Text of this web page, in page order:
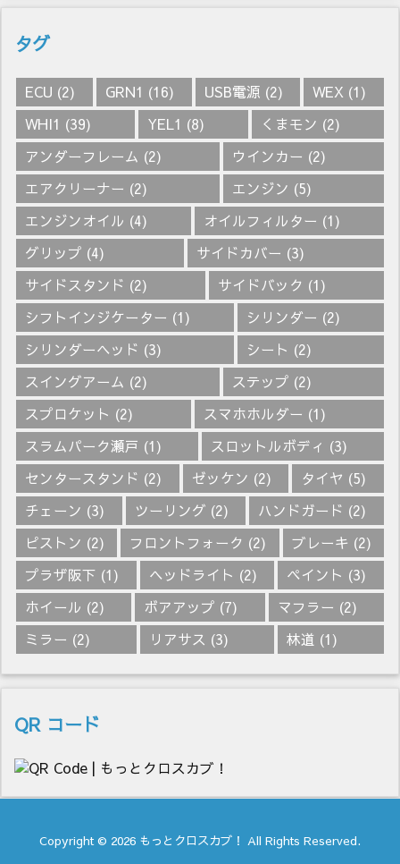
タグ
ECU (2) GRN1 (16) USB電源 (2) WEX (1)
WHI1 (39) YEL1 (8) くまモン (2)
アンダーフレーム (2) ウインカー (2)
エアクリーナー (2) エンジン (5)
エンジンオイル (4) オイルフィルター (1)
グリップ (4) サイドカバー (3)
サイドスタンド (2) サイドバック (1)
シフトインジケーター (1) シリンダー (2)
シリンダーヘッド (3) シート (2)
スイングアーム (2) ステップ (2)
スプロケット (2) スマホホルダー (1)
スラムパーク瀬戸 (1) スロットルボディ (3)
センタースタンド (2) ゼッケン (2) タイヤ (5)
チェーン (3) ツーリング (2) ハンドガード (2)
ピストン (2) フロントフォーク (2) ブレーキ (2)
プラザ阪下 (1) ヘッドライト (2) ペイント (3)
ホイール (2) ボアアップ (7) マフラー (2)
ミラー (2) リアサス (3) 林道 (1)
QR コード
Copyright © 2026 もっとクロスカブ！ All Rights Reserved.